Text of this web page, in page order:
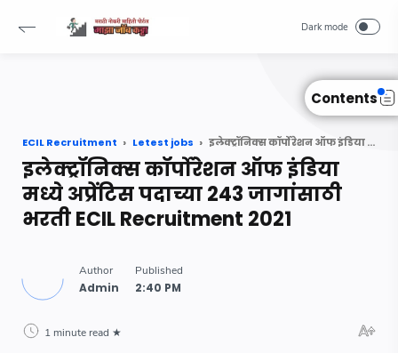
Contents
ECIL Recruitment Letest jobs इलेक्ट्रॉनिक्स कॉर्पोरेशन ऑफ इंडिया मध्ये अप्रेंटिस पदाच्या 243 जागांसाठी भरती ECIL Recruitment 2021
इलेक्ट्रॉनिक्स कॉर्पोरेशन ऑफ इंडिया
मध्ये अप्रेंटिस पदाच्या 243 जागांसाठी
भरती ECIL Recruitment 2021
1 minute read